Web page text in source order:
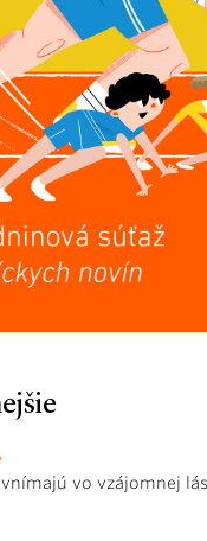
vo vzájomnej